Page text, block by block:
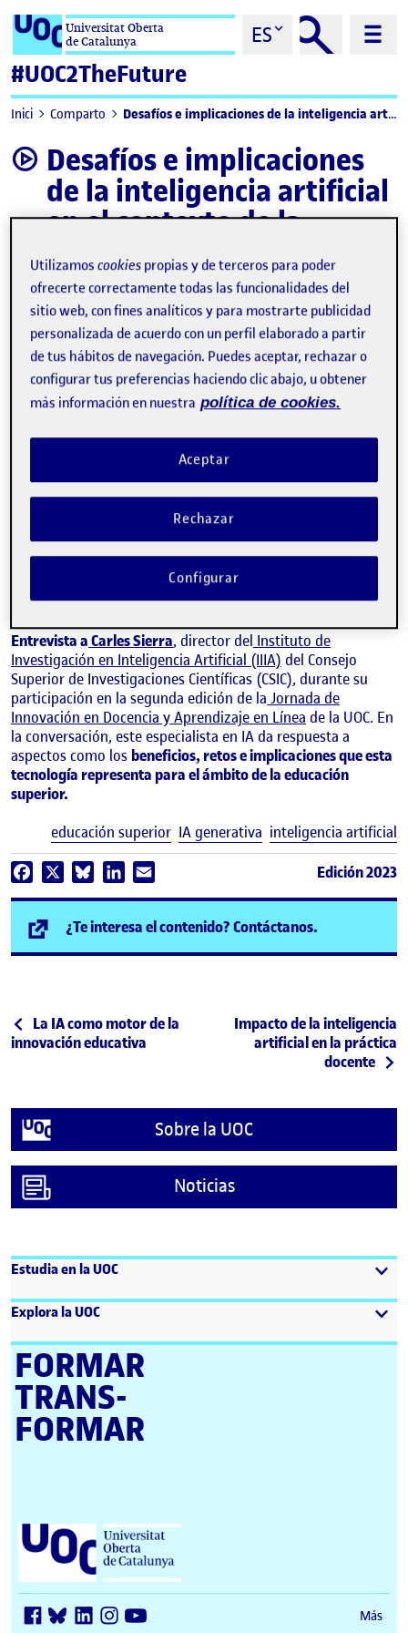
Saltar al contenidoUniversitat Oberta
de Catalunya
ES
#UOC2TheFuture
Inici Comparto Desafíos e implicaciones de la inteligencia artificial en el contexto de la educación superior
video Desafíos e implicaciones
de la inteligencia artificial
en el contexto de la
educación superior
Director del Instituto de Investigación en Inteligencia Artificial (IIIA) del
Consejo Superior de Investigaciones Científicas (CSIC)
Entrevista aCarles Sierra, director del Instituto de
Investigación en Inteligencia Artificial (IIIA) del Consejo
Superior de Investigaciones Científicas (CSIC), durante su
participación en la segunda edición de la Jornada de
Innovación en Docencia y Aprendizaje en Línea de la UOC. En
la conversación, este especialista en IA da respuesta a
aspectos como los beneficios, retos e implicaciones que esta
tecnología representa para el ámbito de la educación
superior.
educación superior IA generativa inteligencia artificial
Facebook BlueskyLinkedIn Edición 2023
¿Te interesa el contenido? Contáctanos.
Post navigation
Publicación anterior
La IA como motor de la
innovación educativa
Siguiente publicación
Impacto de la inteligencia
artificial en la práctica
docente
Sobre la UOC
Noticias
Estudia en la UOC
Explora la UOC
FORMAR
TRANS­
FORMAR
Universitat Oberta de Catalunya (UOC)
Más
Utilizamoscookies propias y de terceros para poder
ofrecerte correctamente todas las funcionalidades del
sitio web, con fines analíticos y para mostrarte publicidad
personalizada de acuerdo con un perfil elaborado a partir
de tus hábitos de navegación. Puedes aceptar, rechazar o
configurar tus preferencias haciendo clic abajo, u obtener
más información en nuestra política de cookies.
Rechazar
Aceptar
Configurar